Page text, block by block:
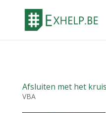
Afsluiten met het
VBA